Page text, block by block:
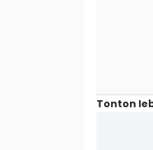
Tonton